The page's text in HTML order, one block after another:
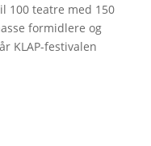
100 teatre med 150
formidlere og
KLAP-festivalen